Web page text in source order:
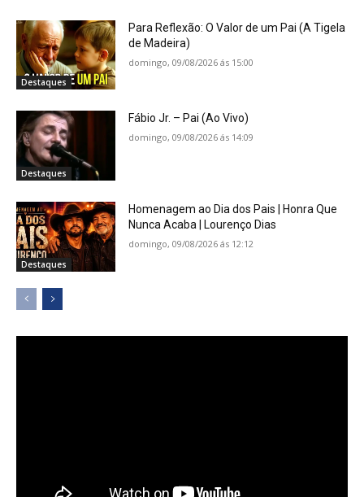
Destaques
Para Reflexão: O Valor de um Pai (A Tigela
de Madeira)
domingo, 09/08/2026 ás 15:00
Destaques
Fábio Jr. – Pai (Ao Vivo)
domingo, 09/08/2026 ás 14:09
Destaques
Homenagem ao Dia dos Pais | Honra Que
Nunca Acaba | Lourenço Dias
domingo, 09/08/2026 ás 12:12